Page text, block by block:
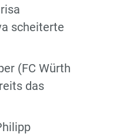
scheiterte
(FC Würth
das